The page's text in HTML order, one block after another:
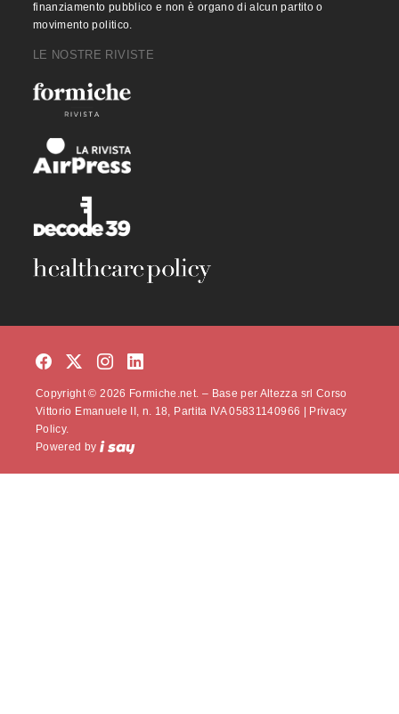
finanziamento pubblico e non è organo di alcun partito o
movimento politico.
LE NOSTRE RIVISTE
Copyright © 2026 Formiche.net. – Base per Altezza srl Corso
Vittorio Emanuele II, n. 18, Partita IVA 05831140966 |
Privacy
Policy.
Powered by